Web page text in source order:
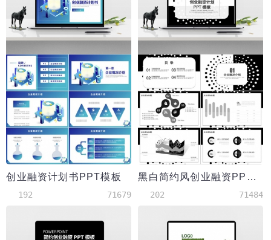
创业融资计划书PPT模板
192 71679
黑白简约风创业融资PPT模板
202 71484